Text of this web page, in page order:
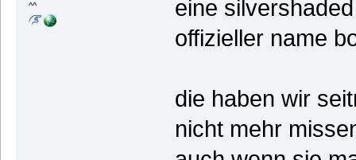
^^
eine
offizieller name
die haben wir
nicht mehr